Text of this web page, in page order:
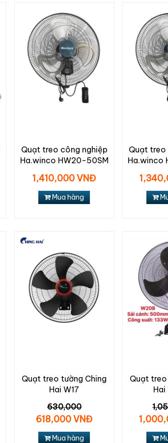
Quạt treo công nghiệp
Ha.winco HW20-50SM
1,410,000 VNĐ
Mua hàng
Quạt treo
Ha.winco
Quạt treo tường Ching
Hai W17
630,000
618,000 VNĐ
Mua hàng
Quạt
Hai